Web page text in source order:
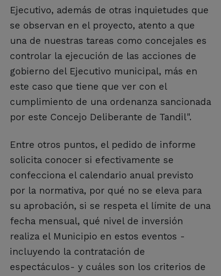
Ejecutivo, además de otras inquietudes que
se observan en el proyecto, atento a que
una de nuestras tareas como concejales es
controlar la ejecución de las acciones de
gobierno del Ejecutivo municipal, más en
este caso que tiene que ver con el
cumplimiento de una ordenanza sancionada
por este Concejo Deliberante de Tandil".
Entre otros puntos, el pedido de informe
solicita conocer si efectivamente se
confecciona el calendario anual previsto
por la normativa, por qué no se eleva para
su aprobación, si se respeta el límite de una
fecha mensual, qué nivel de inversión
realiza el Municipio en estos eventos -
incluyendo la contratación de
espectáculos- y cuáles son los criterios de